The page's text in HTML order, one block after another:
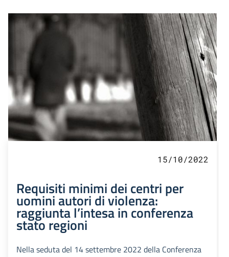
15/10/2022
Requisiti minimi dei centri per
uomini autori di violenza:
raggiunta l’intesa in conferenza
stato regioni
Nella seduta del 14 settembre 2022 della Conferenza